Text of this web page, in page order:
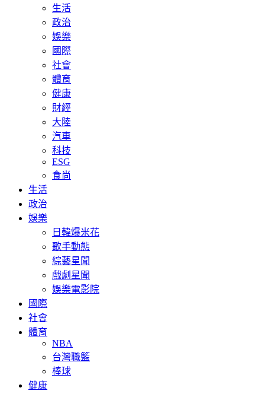
生活
政治
娛樂
國際
社會
體育
健康
財經
大陸
汽車
科技
ESG
食尚
生活
政治
娛樂
日韓爆米花
歌手動態
綜藝星聞
戲劇星聞
娛樂電影院
國際
社會
體育
NBA
台灣職籃
棒球
健康